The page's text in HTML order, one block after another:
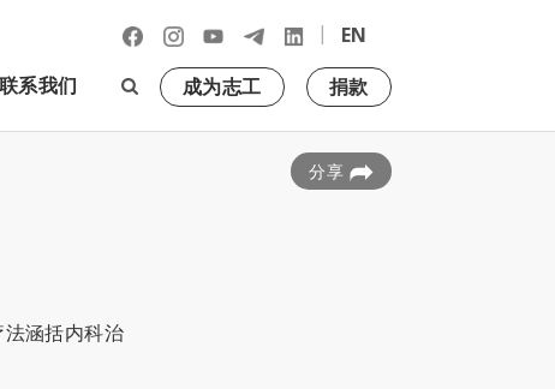
|
EN
联系我们 成为志工 捐款
分享
涵括内科治